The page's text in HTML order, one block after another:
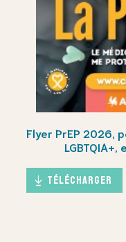
Flyer PrEP 2026,
Télécharger